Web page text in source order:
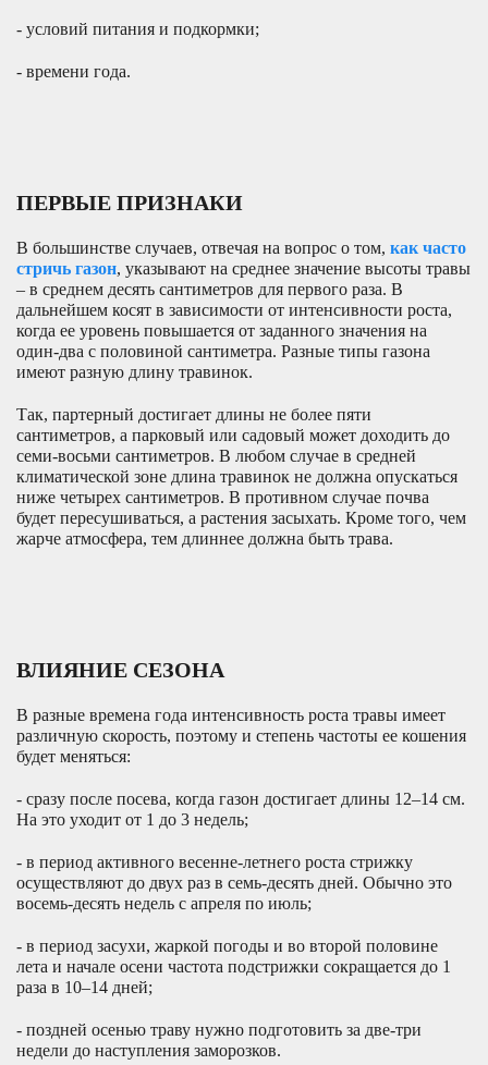
- условий питания и подкормки;
- времени года.
ПЕРВЫЕ ПРИЗНАКИ
В большинстве случаев, отвечая на вопрос о том, как часто
стричь газон, указывают на среднее значение высоты травы
– в среднем десять сантиметров для первого раза. В
дальнейшем косят в зависимости от интенсивности роста,
когда ее уровень повышается от заданного значения на
один-два с половиной сантиметра. Разные типы газона
имеют разную длину травинок.
Так, партерный достигает длины не более пяти
сантиметров, а парковый или садовый может доходить до
семи-восьми сантиметров. В любом случае в средней
климатической зоне длина травинок не должна опускаться
ниже четырех сантиметров. В противном случае почва
будет пересушиваться, а растения засыхать. Кроме того, чем
жарче атмосфера, тем длиннее должна быть трава.
ВЛИЯНИЕ СЕЗОНА
В разные времена года интенсивность роста травы имеет
различную скорость, поэтому и степень частоты ее кошения
будет меняться:
- сразу после посева, когда газон достигает длины 12–14 см.
На это уходит от 1 до 3 недель;
- в период активного весенне-летнего роста стрижку
осуществляют до двух раз в семь-десять дней. Обычно это
восемь-десять недель с апреля по июль;
- в период засухи, жаркой погоды и во второй половине
лета и начале осени частота подстрижки сокращается до 1
раза в 10–14 дней;
- поздней осенью траву нужно подготовить за две-три
недели до наступления заморозков.